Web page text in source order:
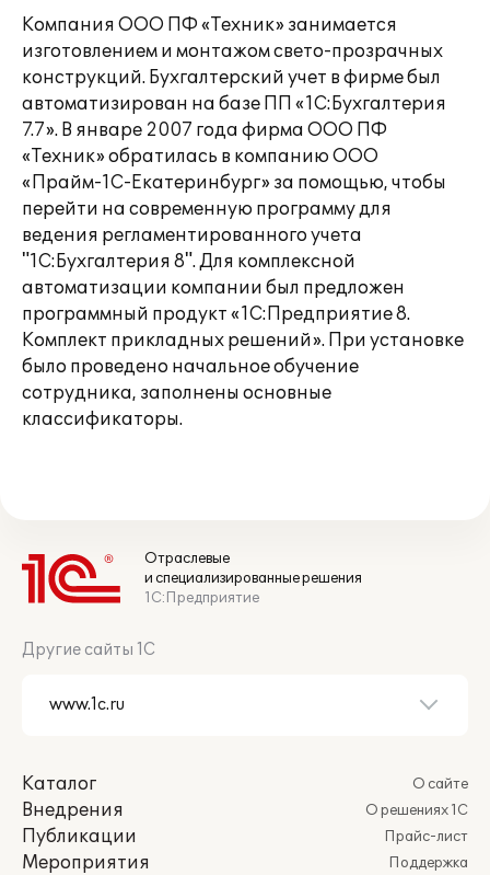
Компания ООО ПФ «Техник» занимается
изготовлением и монтажом свето-прозрачных
конструкций. Бухгалтерский учет в фирме был
автоматизирован на базе ПП «1С:Бухгалтерия
7.7». В январе 2007 года фирма ООО ПФ
«Техник» обратилась в компанию ООО
«Прайм-1С-Екатеринбург» за помощью, чтобы
перейти на современную программу для
ведения регламентированного учета
"1С:Бухгалтерия 8". Для комплексной
автоматизации компании был предложен
программный продукт «1С:Предприятие 8.
Комплект прикладных решений». При установке
было проведено начальное обучение
сотрудника, заполнены основные
классификаторы.
Отраслевые
и специализированные решения
1С:Предприятие
Другие сайты 1С
Каталог
Внедрения
Публикации
Мероприятия
О сайте
О решениях 1С
Прайс-лист
Поддержка